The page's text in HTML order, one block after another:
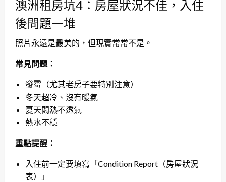
澳洲租房坑4：房屋狀況不佳，入住
後問題一堆
照片永遠是最美的，但現實常常不是。
常見問題：
發霉（尤其老房子要特別注意）
冬天超冷、沒有暖氣
夏天悶熱不透氣
熱水不穩
重點提醒：
入住前一定要填寫「Condition Report（房屋狀況
表）」